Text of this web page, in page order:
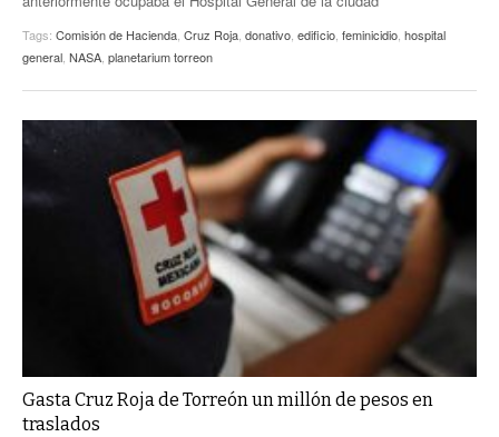
Tags: Comisión de Hacienda Cruz Roja donativo edificio feminicidio hospital
general NASA planetarium torreon
Gasta Cruz Roja de Torreón un millón de pesos en
traslados